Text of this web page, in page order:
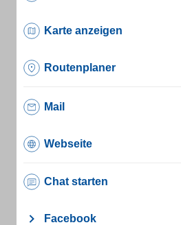
Karte anzeigen
Routenplaner
Mail
Webseite
Chat starten
Facebook